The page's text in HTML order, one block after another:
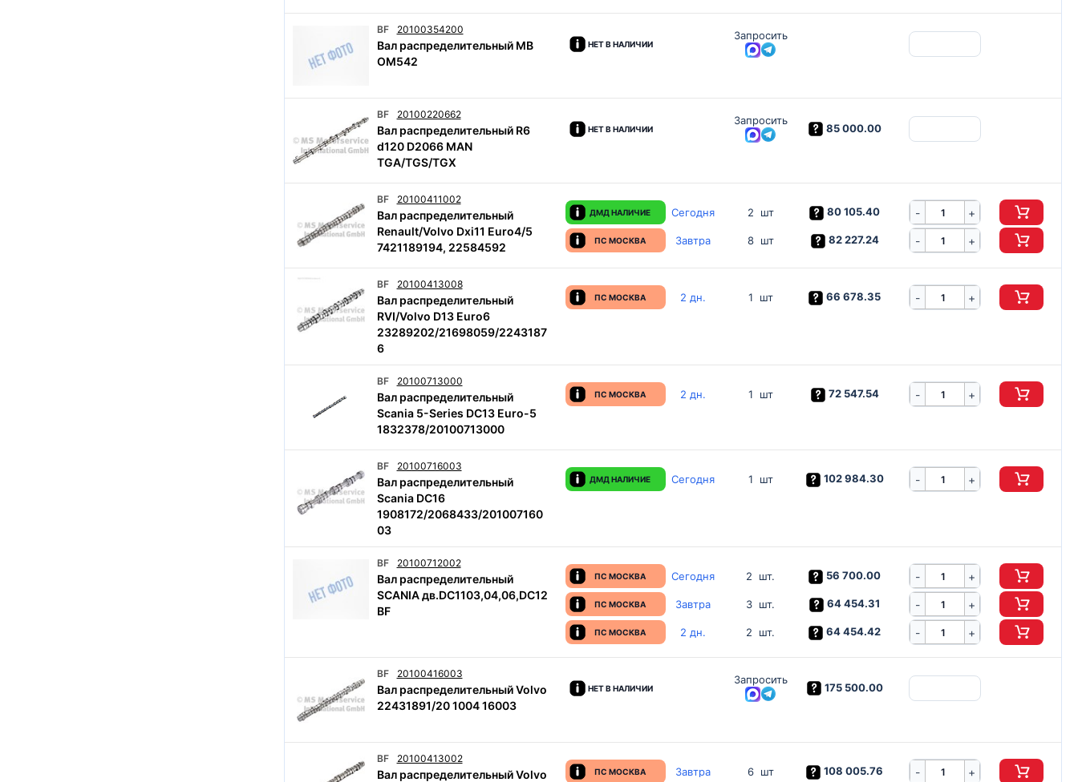
BF 20100354200
Вал распределительный MB
OM542
НЕТ В НАЛИЧИИ
Запросить
BF 20100220662
Вал распределительный R6
d120 D2066 MAN
TGA/TGS/TGX
НЕТ В НАЛИЧИИ
Запросить
85 000.00
BF 20100411002
Вал распределительный
Renault/Volvo Dxi11 Euro4/5
7421189194, 22584592
ДМД НАЛИЧИЕ Сегодня 2 шт 80 105.40 - +
ПС МОСКВА Завтра 8 шт 82 227.24 - +
BF 20100413008
Вал распределительный
RVI/Volvo D13 Euro6
23289202/21698059/2243187
6
ПС МОСКВА 2 дн. 1 шт 66 678.35 - +
BF 20100713000
Вал распределительный
Scania 5-Series DC13 Euro-5
1832378/20100713000
ПС МОСКВА 2 дн. 1 шт 72 547.54 - +
BF 20100716003
Вал распределительный
Scania DC16
1908172/2068433/201007160
03
ДМД НАЛИЧИЕ Сегодня 1 шт 102 984.30 - +
BF 20100712002
Вал распределительный
SCANIA дв.DC1103,04,06,DC12
BF
ПС МОСКВА Сегодня 2 шт. 56 700.00 - +
ПС МОСКВА Завтра 3 шт. 64 454.31 - +
ПС МОСКВА 2 дн. 2 шт. 64 454.42 - +
BF 20100416003
Вал распределительный Volvo
22431891/20 1004 16003
НЕТ В НАЛИЧИИ
Запросить
175 500.00
BF 20100413002
Вал распределительный Volvo
ПС МОСКВА Завтра 6 шт 108 005.76 - +